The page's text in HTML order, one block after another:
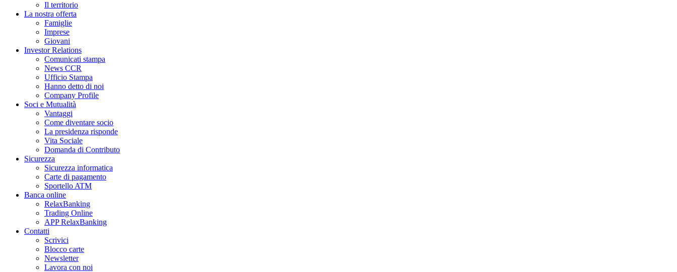
Il territorio
La nostra offerta
Famiglie
Imprese
Giovani
Investor Relations
Comunicati stampa
News CCR
Ufficio Stampa
Hanno detto di noi
Company Profile
Soci e Mutualità
Vantaggi
Come diventare socio
La presidenza risponde
Vita Sociale
Domanda di Contributo
Sicurezza
Sicurezza informatica
Carte di pagamento
Sportello ATM
Banca online
RelaxBanking
Trading Online
APP RelaxBanking
Contatti
Scrivici
Blocco carte
Newsletter
Lavora con noi